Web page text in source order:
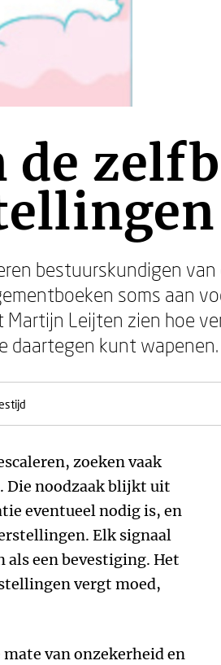
de
bestuurskundigen
soms aan
Leijten zien hoe
daartegen kunt wapenen.
zoeken vaak
Die noodzaak blijkt uit
eventueel nodig is, en
Elk signaal
een bevestiging. Het
vergt moed,
van onzekerheid en